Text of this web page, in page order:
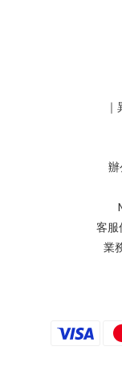
辦
客服
業